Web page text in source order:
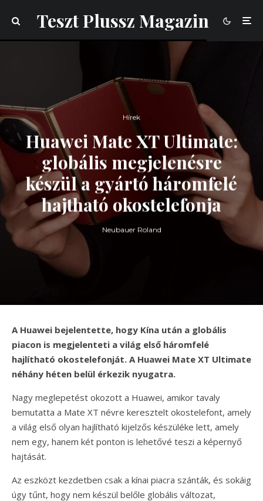
Teszt Plussz Magazin
Hírek
Huawei Mate XT Ultimate:
globális megjelenésre
készül a gyártó háromfelé
hajtható okostelefonja
Neubauer Roland
A Huawei bejelentette, hogy Kína után a globális
piacon is megjelenteti a világ első háromfelé
hajlítható okostelefonját. A Huawei Mate XT Ultimate
néhány héten belül érkezik nyugatra.
Nagy meglepetést okozott a Huawei, amikor tavaly
bemutatta a Mate XT névre keresztelt okostelefont, amely
a világ első olyan hajlítható kijelzős készüléke lett, amely
nem egy, hanem két ponton is lehetővé teszi a képernyő
hajtását.
Az eszközt kezdetben csak a kínai piacra szánták, és sokáig
úgy tűnt, hogy nem készül belőle globális változat,